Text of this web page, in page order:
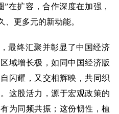
在扩容，合作深度在加强，
、更多元的新动能。
最终汇聚并彰显了中国经济
域增长极，如同中国经济版
闪耀，又交相辉映，共同织
这股活力，源于宏观政策的
为同频共振；这份韧性，植